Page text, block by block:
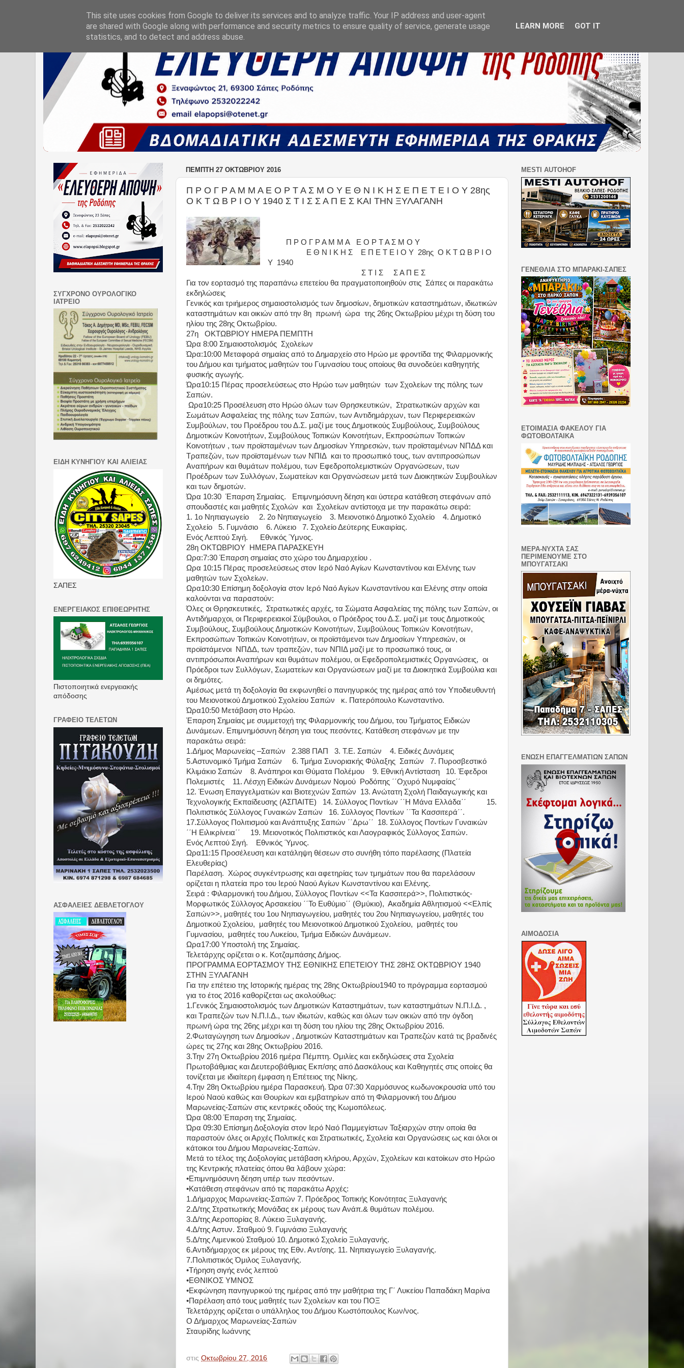
ΠΈΜΠΤΗ 27 ΟΚΤΩΒΡΊΟΥ 2016
Π Ρ Ο Γ Ρ Α Μ Μ Α Ε Ο Ρ Τ Α Σ Μ Ο Υ Ε Θ Ν Ι Κ Η Σ Ε Π Ε Τ Ε Ι Ο Υ 28ης
Ο Κ Τ Ω Β Ρ Ι Ο Υ 1940 Σ Τ Ι Σ Σ Α Π Ε Σ ΚΑΙ ΤΗΝ ΞΥΛΑΓΑΝΗ
Π Ρ Ο Γ Ρ Α Μ Μ Α
Ε Ο Ρ Τ Α Σ Μ Ο Υ
Ε Θ Ν Ι Κ Η Σ
Ε Π Ε Τ Ε Ι Ο Υ 28ης Ο Κ Τ Ω Β Ρ Ι Ο
Υ 1940
Σ Τ Ι Σ
Σ Α Π Ε Σ
Για τον εορτασμό της παραπάνω επετείου θα πραγματοποιηθούν στις Σάπες οι παρακάτω
εκδηλώσεις
Γενικός και τριήμερος σημαιοστολισμός των δημοσίων, δημοτικών καταστημάτων, ιδιωτικών
καταστημάτων και οικιών από την 8η πρωινή ώρα της 26ης Οκτωβρίου μέχρι τη δύση του
ηλίου της 28ης Οκτωβρίου.
27η
ΟΚΤΩΒΡΙΟΥ ΗΜΕΡΑ ΠΕΜΠΤΗ
Ώρα 8:00 Σημαιοστολισμός Σχολείων
Ώρα:10:00 Μεταφορά σημαίας από το Δημαρχείο στο Ηρώο με φροντίδα της Φιλαρμονικής
του Δήμου και τμήματος μαθητών του Γυμνασίου τους οποίους θα συνοδεύει καθηγητής
φυσικής αγωγής.
Ώρα10:15 Πέρας προσελεύσεως στο Ηρώο των μαθητών των Σχολείων της πόλης των
Σαπών.
Ωρα10:25 Προσέλευση στο Ηρώο όλων των Θρησκευτικών,
Στρατιωτικών αρχών και
Σωμάτων Ασφαλείας της πόλης των Σαπών, των Αντιδημάρχων, των Περιφερειακών
Συμβούλων, του Προέδρου του Δ.Σ. μαζί με τους Δημοτικούς Συμβούλους, Συμβούλους
Δημοτικών Κοινοτήτων, Συμβούλους Τοπικών Κοινοτήτων, Εκπροσώπων Τοπικών
Κοινοτήτων , των προϊσταμένων των Δημοσίων Υπηρεσιών, των προϊσταμένων ΝΠΔΔ και
Τραπεζών, των προϊσταμένων των ΝΠΙΔ και το προσωπικό τους, των αντιπροσώπων
Αναπήρων και θυμάτων πολέμου, των Εφεδροπολεμιστικών Οργανώσεων, των
Προέδρων των Συλλόγων, Σωματείων και Οργανώσεων μετά των Διοικητικών Συμβουλίων
και των δημοτών.
Ώρα 10:30 Έπαρση Σημαίας.
Επιμνημόσυνη δέηση και ύστερα κατάθεση στεφάνων από
σπουδαστές και μαθητές Σχολών
και Σχολείων αντίστοιχα με την παρακάτω σειρά:
1. 1ο Νηπιαγωγείο
2. 2ο Νηπιαγωγείο 3. Μειονοτικό Δημοτικό Σχολείο
4. Δημοτικό
Σχολείο
5. Γυμνάσιο 6. Λύκειο
7. Σχολείο Δεύτερης Ευκαιρίας.
Ενός Λεπτού Σιγή.
Εθνικός Ύμνος.
28η ΟΚΤΩΒΡΙΟΥ
ΗΜΕΡΑ ΠΑΡΑΣΚΕΥΗ
Ωρα:7:30 Έπαρση σημαίας στο χώρο του Δημαρχείου .
Ωρα 10:15 Πέρας προσελεύσεως στον Ιερό Ναό Αγίων Κωνσταντίνου και Ελένης των
μαθητών των Σχολείων.
Ωρα10:30 Επίσημη δοξολογία στον Ιερό Ναό Αγίων Κωνσταντίνου και Ελένης στην οποία
καλούνται να παραστούν:
Όλες οι Θρησκευτικές,
Στρατιωτικές αρχές, τα Σώματα Ασφαλείας της πόλης των Σαπών, οι
Αντιδήμαρχοι, οι Περιφερειακοί Σύμβουλοι, ο Πρόεδρος του Δ.Σ. μαζί με τους Δημοτικούς
Συμβούλους, Συμβούλους Δημοτικών Κοινοτήτων, Συμβούλους Τοπικών Κοινοτήτων,
Εκπροσώπων Τοπικών Κοινοτήτων, οι προϊστάμενοι των Δημοσίων Υπηρεσιών, οι
προϊστάμενοι
ΝΠΔΔ, των τραπεζών, των ΝΠΙΔ μαζί με το προσωπικό τους, οι
αντιπρόσωποι Αναπήρων και θυμάτων πολέμου, οι Εφεδροπολεμιστικές Οργανώσεις, οι
Πρόεδροι των Συλλόγων, Σωματείων και Οργανώσεων μαζί με τα Διοικητικά Συμβούλια και
οι δημότες.
Αμέσως μετά τη δοξολογία θα εκφωνηθεί ο πανηγυρικός της ημέρας από τον Υποδιευθυντή
του Μειονοτικού Δημοτικού Σχολείου Σαπών
κ. Πατερόπουλο Κωνσταντίνο.
Ώρα10:50 Μετάβαση στο Ηρώο.
Έπαρση Σημαίας με συμμετοχή της Φιλαρμονικής του Δήμου, του Τμήματος Ειδικών
Δυνάμεων. Επιμνημόσυνη δέηση για τους πεσόντες. Κατάθεση στεφάνων με την
παρακάτω σειρά:
1.Δήμος Μαρωνείας –Σαπών
2.388 ΠΑΠ 3. Τ.Ε. Σαπών
4. Ειδικές Δυνάμεις
5.Αστυνομικό Τμήμα Σαπών
6. Τμήμα Συνοριακής Φύλαξης Σαπών
7. Πυροσβεστικό
Κλιμάκιο Σαπών
8. Ανάπηροι και Θύματα Πολέμου 9. Εθνική Αντίσταση
10. Έφεδροι
Πολεμιστές
11. Λέσχη Ειδικών Δυνάμεων Νομού
Ροδόπης ΄΄Οχυρό Νυμφαίας΄΄
12. Ένωση Επαγγελματιών και Βιοτεχνών Σαπών
13. Ανώτατη Σχολή Παιδαγωγικής και
Τεχνολογικής Εκπαίδευσης (ΑΣΠΑΙΤΕ)
14. Σύλλογος Ποντίων ΄΄Η Μάνα Ελλάδα΄΄
15.
Πολιτιστικός Σύλλογος Γυναικών Σαπών
16. Σύλλογος Ποντίων ΄΄Τα Κασσιτερά΄΄.
17.Σύλλογος Πολιτισμού και Ανάπτυξης Σαπών ΄΄Δρω΄΄
18. Σύλλογος Ποντίων Γυναικών
΄΄Η Ειλικρίνεια΄΄
19. Μειονοτικός Πολιτιστικός και Λαογραφικός Σύλλογος Σαπών.
Ενός Λεπτού Σιγή.
Εθνικός Ύμνος.
Ωρα11:15 Προσέλευση και κατάληψη θέσεων στο συνήθη τόπο παρέλασης (Πλατεία
Ελευθερίας)
Παρέλαση.
Χώρος συγκέντρωσης και αφετηρίας των τμημάτων που θα παρελάσουν
ορίζεται η πλατεία προ του Ιερού Ναού Αγίων Κωνσταντίνου και Ελένης.
Σειρά : Φιλαρμονική του Δήμου, Σύλλογος Ποντίων <<Τα Κασσιτερά>>, Πολιτιστικός-
Μορφωτικός Σύλλογος Αρσακείου ΄΄Το Ευθύμιο΄΄ (Θμύκιο), Ακαδημία Αθλητισμού <<Ελπίς
Σαπών>>, μαθητές του 1ου Νηπιαγωγείου, μαθητές του 2ου Νηπιαγωγείου, μαθητές του
Δημοτικού Σχολείου,
μαθητές του Μειονοτικού Δημοτικού Σχολείου,
μαθητές του
Γυμνασίου,
μαθητές του Λυκείου, Τμήμα Ειδικών Δυνάμεων.
Ωρα17:00 Υποστολή της Σημαίας.
Τελετάρχης ορίζεται ο κ. Κοτζαμπάσης Δήμος.
ΠΡΟΓΡΑΜΜΑ ΕΟΡΤΑΣΜΟΥ ΤΗΣ ΕΘΝΙΚΗΣ ΕΠΕΤΕΙΟΥ ΤΗΣ 28ΗΣ ΟΚΤΩΒΡΙΟΥ 1940
ΣΤΗΝ ΞΥΛΑΓΑΝΗ
Για την επέτειο της Ιστορικής ημέρας της 28ης Οκτωβρίου1940 το πρόγραμμα εορτασμού
για το έτος 2016 καθορίζεται ως ακολούθως:
1.Γενικός Σημαιοστολισμός των Δημοτικών Καταστημάτων, των καταστημάτων Ν.Π.Ι.Δ. ,
και Τραπεζών των Ν.Π.Ι.Δ., των ιδιωτών, καθώς και όλων των οικιών από την όγδοη
πρωινή ώρα της 26ης μέχρι και τη δύση του ηλίου της 28ης Οκτωβρίου 2016.
2.Φωταγώγηση των Δημοσίων , Δημοτικών Καταστημάτων και Τραπεζών κατά τις βραδινές
ώρες τις 27ης και 28ης Οκτωβρίου 2016.
3.Την 27η Οκτωβρίου 2016 ημέρα Πέμπτη. Ομιλίες και εκδηλώσεις στα Σχολεία
Πρωτοβάθμιας και Δευτεροβάθμιας Εκπ/σης από Δασκάλους και Καθηγητές στις οποίες θα
τονίζεται με ιδιαίτερη έμφαση η Επέτειος της Νίκης.
4.Την 28η Οκτωβρίου ημέρα Παρασκευή. Ώρα 07:30 Χαρμόσυνος κωδωνοκρουσία υπό του
Ιερού Ναού καθώς και Θουρίων και εμβατηρίων από τη Φιλαρμονική του Δήμου
Μαρωνείας-Σαπών στις κεντρικές οδούς της Κωμοπόλεως.
Ώρα 08:00 Έπαρση της Σημαίας.
Ώρα 09:30 Επίσημη Δοξολογία στον Ιερό Ναό Παμμεγίστων Ταξιαρχών στην οποία θα
παραστούν όλες οι Αρχές Πολιτικές και Στρατιωτικές, Σχολεία και Οργανώσεις ως και όλοι οι
κάτοικοι του Δήμου Μαρωνείας-Σαπών.
Μετά το τέλος της Δοξολογίας μετάβαση κλήρου, Αρχών, Σχολείων και κατοίκων στο Ηρώο
της Κεντρικής πλατείας όπου θα λάβουν χώρα:
•Επιμνημόσυνη δέηση υπέρ των πεσόντων.
•Κατάθεση στεφάνων από τις παρακάτω Αρχές:
1.Δήμαρχος Μαρωνείας-Σαπών 7. Πρόεδρος Τοπικής Κοινότητας Ξυλαγανής
2.Δ/της Στρατιωτικής Μονάδας εκ μέρους των Ανάπ.& θυμάτων πολέμου.
3.Δ/της Αεροπορίας 8. Λύκειο Ξυλαγανής.
4.Δ/της Αστυν. Σταθμού 9. Γυμνάσιο Ξυλαγανής
5.Δ/της Λιμενικού Σταθμού 10. Δημοτικό Σχολείο Ξυλαγανής.
6.Αντιδήμαρχος εκ μέρους της Εθν. Αντ/σης. 11. Νηπιαγωγείο Ξυλαγανής.
7.Πολιτιστικός Όμιλος Ξυλαγανής.
•Τήρηση σιγής ενός λεπτού
•ΕΘΝΙΚΟΣ ΥΜΝΟΣ
•Εκφώνηση πανηγυρικού της ημέρας από την μαθήτρια της Γ΄ Λυκείου Παπαδάκη Μαρίνα
•Παρέλαση από τους μαθητές των Σχολείων και του ΠΟΞ
Τελετάρχης ορίζεται ο υπάλληλος του Δήμου Κωστόπουλος Κων/νος.
Ο Δήμαρχος Μαρωνείας-Σαπών
Σταυρίδης Ιωάννης
στις Οκτωβρίου 27, 2016
ΣΥΓΧΡΟΝΟ ΟΥΡΟΛΟΓΙΚΟ
ΙΑΤΡΕΙΟ
ΕΙΔΗ ΚΥΝΗΓΙΟΥ ΚΑΙ ΑΛΙΕΙΑΣ
ΣΑΠΕΣ
ΕΝΕΡΓΕΙΑΚΟΣ ΕΠΙΘΕΩΡΗΤΗΣ
Πιστοποιητικά ενεργειακής
απόδοσης
ΓΡΑΦΕΙΟ ΤΕΛΕΤΩΝ
ΑΣΦΑΛΕΙΕΣ ΔΕΒΛΕΤΟΓΛΟΥ
MESTI AUTOHOF
ΓΕΝΕΘΛΙΑ ΣΤΟ ΜΠΑΡΑΚΙ-ΣΑΠΕΣ
ΕΤΟΙΜΑΣΙΑ ΦΑΚΕΛΟΥ ΓΙΑ
ΦΩΤΟΒΟΛΤΑΙΚΑ
ΜΕΡΑ-ΝΥΧΤΑ ΣΑΣ
ΠΕΡΙΜΕΝΟΥΜΕ ΣΤΟ
ΜΠΟΥΓΑΤΣΑΚΙ
ΕΝΩΣΗ ΕΠΑΓΓΕΛΜΑΤΙΩΝ ΣΑΠΩΝ
ΑΙΜΟΔΟΣΙΑ
This site uses cookies from Google to deliver its services and to analyze traffic. Your IP address and user-agent
are shared with Google along with performance and security metrics to ensure quality of service, generate usage
statistics, and to detect and address abuse.
LEARN MORE GOT IT